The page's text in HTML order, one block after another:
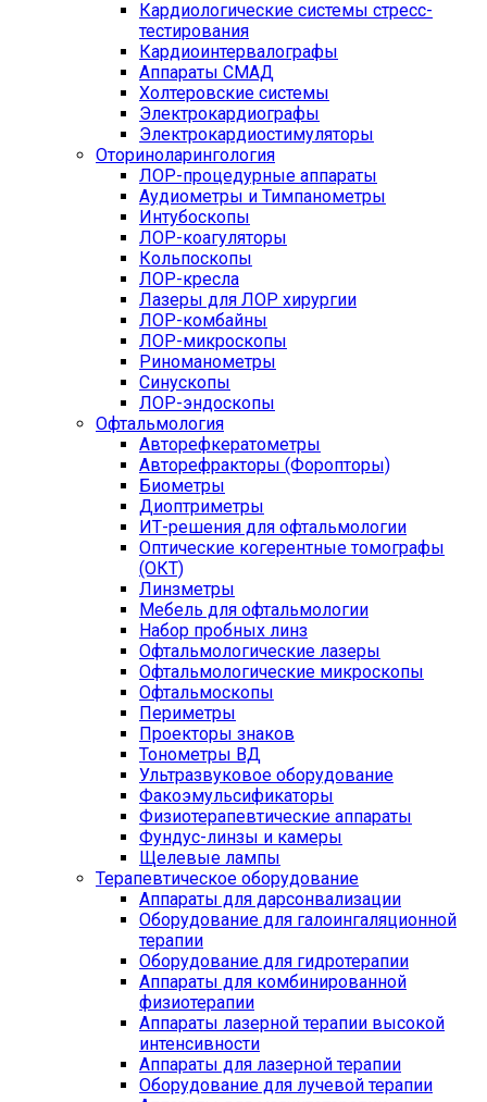
Кардиологические системы стресс-
тестирования
Кардиоинтервалографы
Аппараты СМАД
Холтеровские системы
Электрокардиографы
Электрокардиостимуляторы
Оториноларингология
ЛОР-процедурные аппараты
Аудиометры и Тимпанометры
Интубоскопы
ЛОР-коагуляторы
Кольпоскопы
ЛОР-кресла
Лазеры для ЛОР хирургии
ЛОР-комбайны
ЛОР-микроскопы
Риноманометры
Синускопы
ЛОР-эндоскопы
Офтальмология
Авторефкератометры
Авторефракторы (Форопторы)
Биометры
Диоптриметры
ИТ-решения для офтальмологии
Оптические когерентные томографы
(ОКТ)
Линзметры
Мебель для офтальмологии
Набор пробных линз
Офтальмологические лазеры
Офтальмологические микроскопы
Офтальмоскопы
Периметры
Проекторы знаков
Тонометры ВД
Ультразвуковое оборудование
Факоэмульсификаторы
Физиотерапевтические аппараты
Фундус-линзы и камеры
Щелевые лампы
Терапевтическое оборудование
Аппараты для дарсонвализации
Оборудование для галоингаляционной
терапии
Оборудование для гидротерапии
Аппараты для комбинированной
физиотерапии
Аппараты лазерной терапии высокой
интенсивности
Аппараты для лазерной терапии
Оборудование для лучевой терапии